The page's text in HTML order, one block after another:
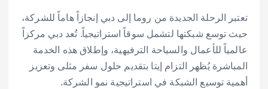
تعتبر الرحلة الجديدة من روما إلى دبي إنجازاً هاماً للشركة،
حيث توسع شبكتها لتشمل سوقاً استراتيجياً. تُعد دبي مركزاً
عالمياً للأعمال والسياحة الترفيهية، وإطلاق هذه الخدمة
المباشرة يُظهر التزام إيتا بتقديم حلول سفر مثلى وتعزيز
أهمية توسيع الشبكة في استراتيجية نمو الشركة.